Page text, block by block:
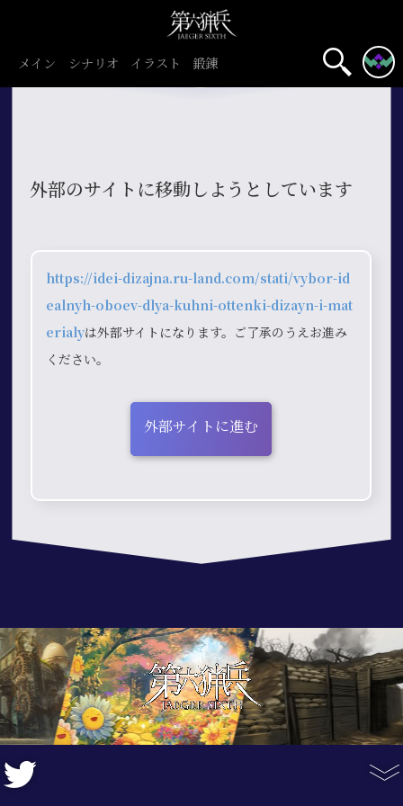
メイン シナリオ イラスト 鍛錬
外部のサイトに移動しようとしています
https://idei-dizajna.ru-land.com/stati/vybor-id
ealnyh-oboev-dlya-kuhni-ottenki-dizayn-i-mat
erialyは外部サイトになります。ご了承のうえお進み
ください。
外部サイトに進む